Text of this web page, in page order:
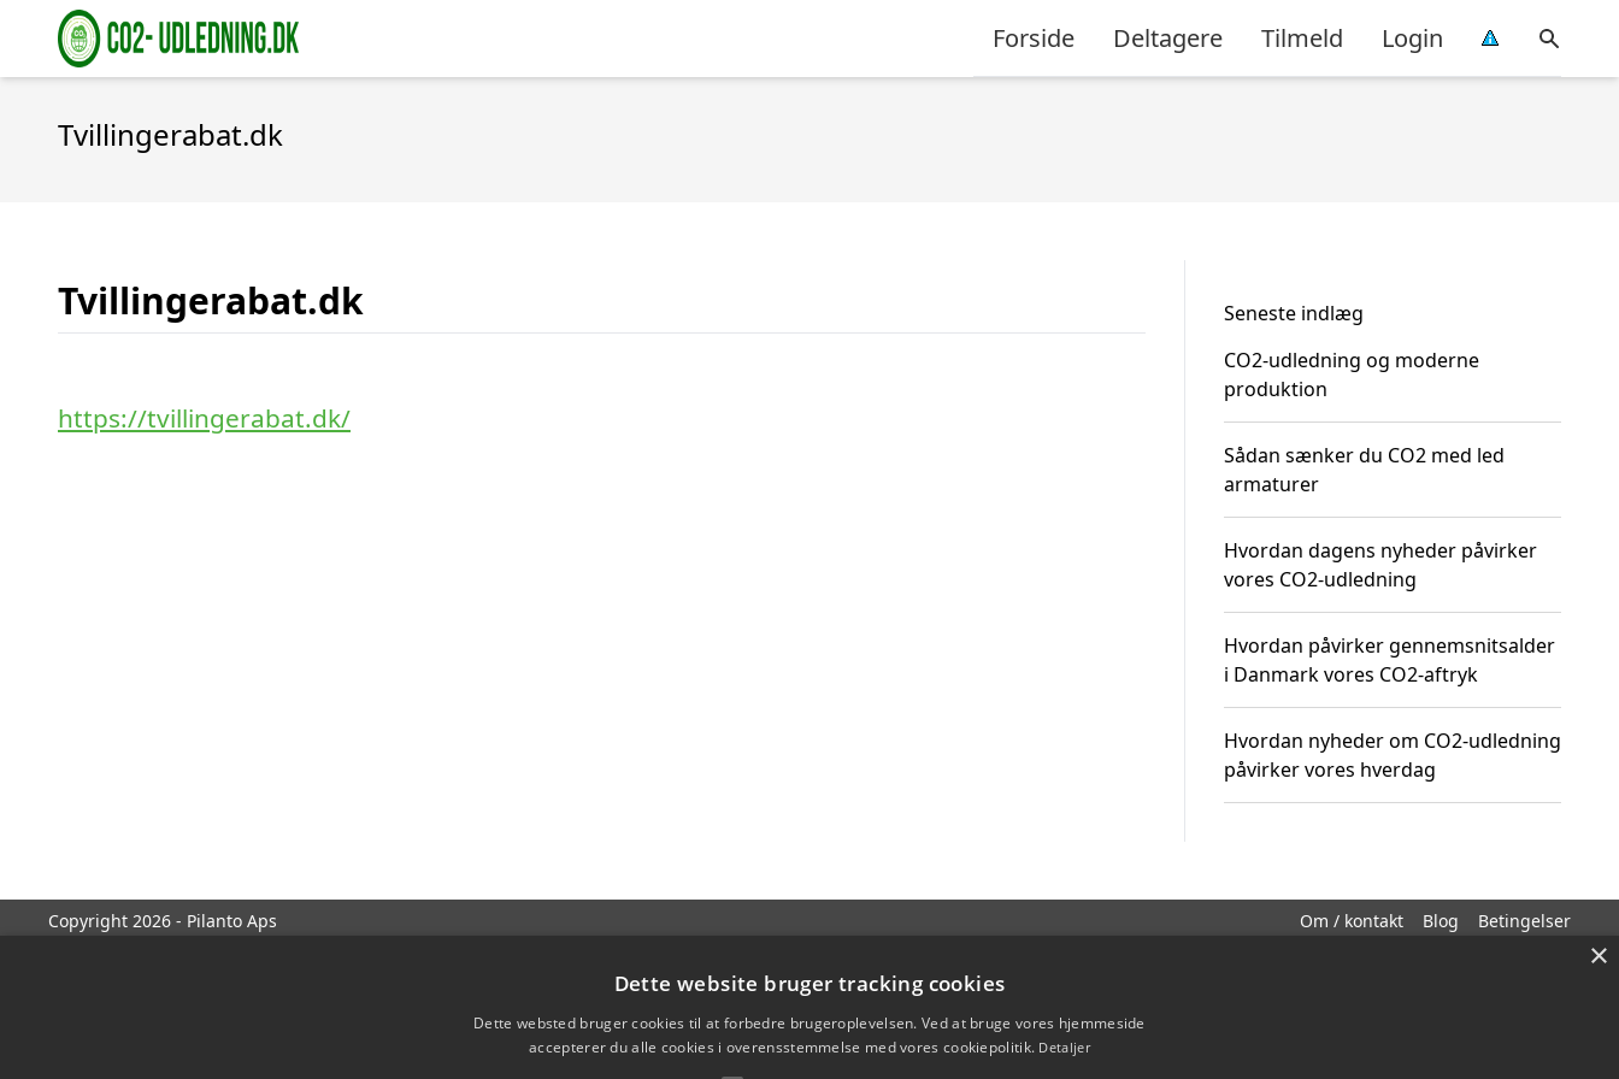
Forside Deltagere Tilmeld Login
Tvillingerabat.dk
Tvillingerabat.dk
https://tvillingerabat.dk/
Seneste indlæg
CO2-udledning og moderne
produktion
Sådan sænker du CO2 med led
armaturer
Hvordan dagens nyheder påvirker
vores CO2-udledning
Hvordan påvirker gennemsnitsalder
i Danmark vores CO2-aftryk
Hvordan nyheder om CO2-udledning
påvirker vores hverdag
Copyright 2026 - Pilanto Aps Om / kontakt Blog Betingelser
×
Dette website bruger tracking cookies
Dette websted bruger cookies til at forbedre brugeroplevelsen. Ved at bruge vores hjemmeside
accepterer du alle cookies i overensstemmelse med vores cookiepolitik. Detaljer